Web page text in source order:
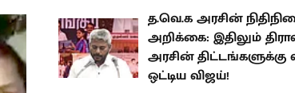
த.வெ.க அரசின்
அறிக்கை: இதிலும்
அரசின் திட்டங்களுக்கு
ஒட்டிய விஜய்!